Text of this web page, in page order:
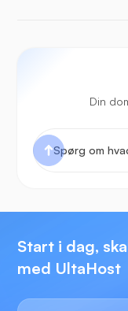
Din
Start i dag,
med UltaHost